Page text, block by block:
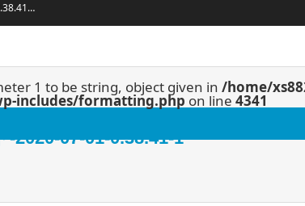
1 to be string, object given in /home/
includes/formatting.php on line 4341
2020-07-01-0.38.41-1